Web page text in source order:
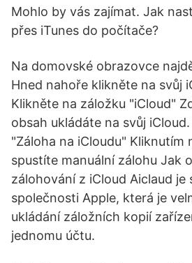
Mohlo by vás zajímat. Jak
přes iTunes do počítače?
Na domovské obrazovce
Hned nahoře klikněte na svůj
Klikněte na záložku "iCloud"
obsah ukládáte na svůj
"Záloha na iCloudu" Kliknutím
spustíte manuální zálohu Jak
zálohování z iCloud Aiclaud je
společnosti Apple, která je
ukládání záložních kopií
jednomu účtu.